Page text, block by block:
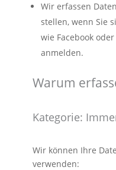
Wir erfassen
stellen, wenn Sie
wie Facebook
anmelden.
Warum
Kategorie:
Wir können Ihre
verwenden: